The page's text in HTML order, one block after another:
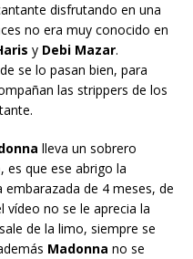
disfrutando en una
no era muy conocido en
y Debi Mazar.
se lo pasan bien, para
las strippers de los
lleva un sobrero
es que ese abrigo la
de 4 meses, de
vídeo no se le aprecia la
de la limo, siempre se
Madonna no se